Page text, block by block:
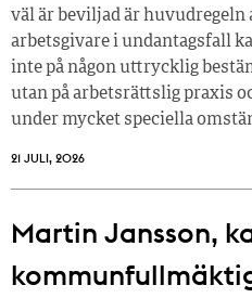
väl är beviljad är huvudregeln
arbetsgivare i undantagsfall
inte på någon uttrycklig
utan på arbetsrättslig praxis
under mycket speciella
21 JULI, 2026
Martin Jansson,